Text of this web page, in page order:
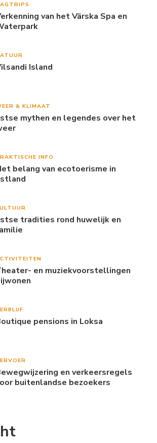
van het Värska Spa en
Island
& KLIMAAT
mythen en legendes over het
INFO
belang van ecotoerisme in
tradities rond huwelijk en
en muziekvoorstellingen
pensions in Loksa
en verkeersregels
buitenlandse bezoekers